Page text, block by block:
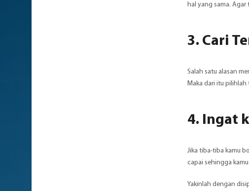
hal yang sama.
3. Cari
Salah satu alasan
Maka dari itu
4. Ingat
Jika tiba-tiba kamu
capai sehingga
Yakinlah dengan